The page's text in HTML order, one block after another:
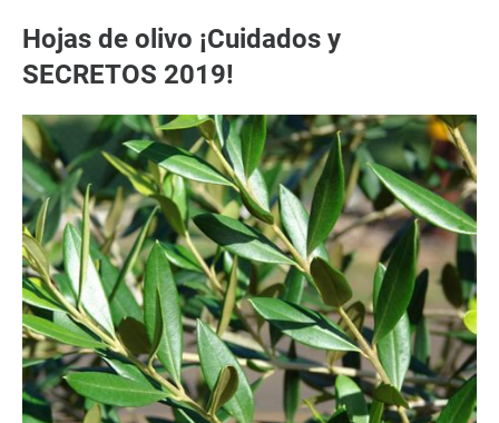
Hojas de olivo ¡Cuidados y
SECRETOS 2019!